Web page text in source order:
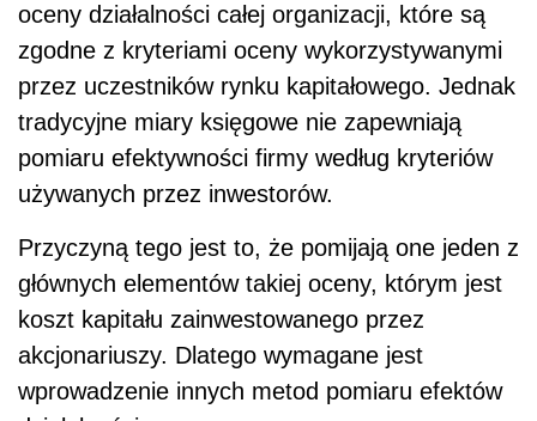
oceny działalności całej organizacji, które są
zgodne z kryteriami oceny wykorzystywanymi
przez uczestników rynku kapitałowego. Jednak
tradycyjne miary księgowe nie zapewniają
pomiaru efektywności firmy według kryteriów
używanych przez inwestorów.
Przyczyną tego jest to, że pomijają one jeden z
głównych elementów takiej oceny, którym jest
koszt kapitału zainwestowanego przez
akcjonariuszy. Dlatego wymagane jest
wprowadzenie innych metod pomiaru efektów